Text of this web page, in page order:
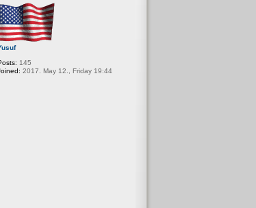
145
2017. May 12., Friday 19:44